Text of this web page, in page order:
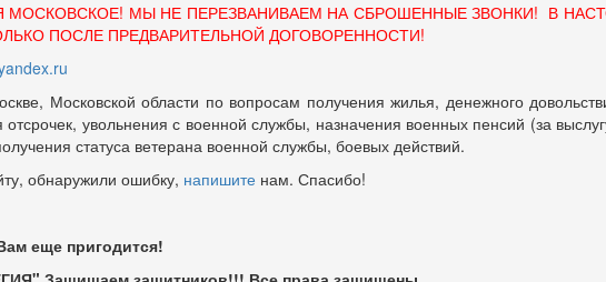
МОСКОВСКОЕ! МЫ НЕ ПЕРЕЗВАНИВАЕМ НА СБРОШЕННЫЕ ЗВОНКИ! В
ПОСЛЕ ПРЕДВАРИТЕЛЬНОЙ ДОГОВОРЕННОСТИ!
Московской области по вопросам получения жилья, денежного
увольнения с военной службы, назначения военных пенсий (за
статуса ветерана военной службы, боевых действий.
обнаружили ошибку, напишите нам. Спасибо!
еще пригодится!